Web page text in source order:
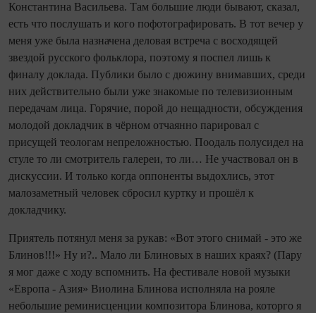
Константина Васильева. Там большие люди бывают, сказал,
есть что послушать и кого пофотографировать. В тот вечер у
меня уже была назначена деловая встреча с восходящей
звездой русского фольклора, поэтому я поспел лишь к
финалу доклада. Публики было с дюжину внимавших, среди
них действительно были уже знакомые по телевизионным
передачам лица. Горячие, порой до нещадности, обсуждения
молодой докладчик в чёрном отчаянно парировал с
присущей теологам непреложностью. Поодаль полусидел на
стуле то ли смотритель галереи, то ли… Не участвовал он в
дискуссии. И только когда оппоненты выдохлись, этот
малозаметный человек сбросил куртку и прошёл к
докладчику.
Приятель потянул меня за рукав: «Вот этого снимай - это же
Блинов!!!» Ну и?.. Мало ли Блиновых в наших краях? (Пару
я мог даже с ходу вспомнить. На фестивале новой музыки
«Европа - Азия» Виолина Блинова исполняла на рояле
небольшие реминисценции композитора Блинова, которго я